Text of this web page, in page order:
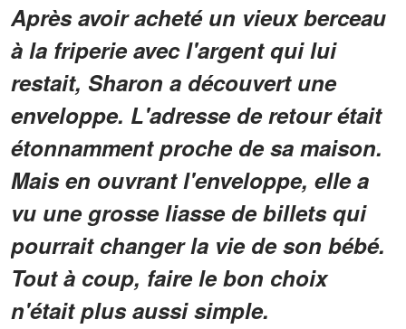
Après avoir acheté un vieux berceau
à la friperie avec l'argent qui lui
restait, Sharon a découvert une
enveloppe. L'adresse de retour était
étonnamment proche de sa maison.
Mais en ouvrant l'enveloppe, elle a
vu une grosse liasse de billets qui
pourrait changer la vie de son bébé.
Tout à coup, faire le bon choix
n'était plus aussi simple.